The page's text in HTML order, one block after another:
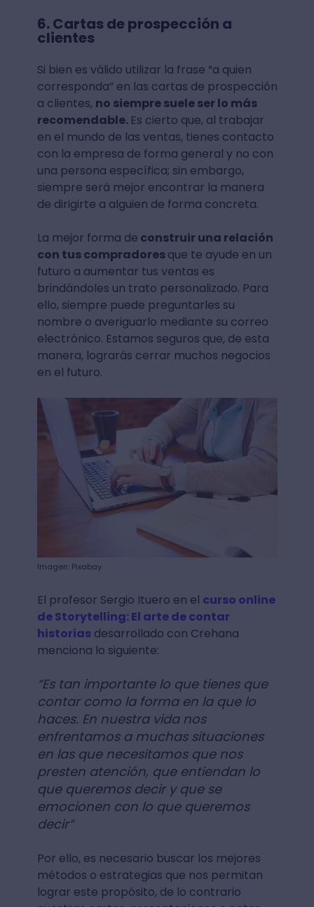
6. Cartas de prospección a
clientes
Si bien es válido utilizar la frase “a quien
corresponda” en las cartas de prospección
a clientes, no siempre suele ser lo más
recomendable. Es cierto que, al trabajar
en el mundo de las ventas, tienes contacto
con la empresa de forma general y no con
una persona específica; sin embargo,
siempre será mejor encontrar la manera
de dirigirte a alguien de forma concreta.
La mejor forma de construir una relación
con tus compradoresque te ayude en un
futuro a aumentar tus ventas es
brindándoles un trato personalizado. Para
ello, siempre puede preguntarles su
nombre o averiguarlo mediante su correo
electrónico. Estamos seguros que, de esta
manera, lograrás cerrar muchos negocios
en el futuro.
Imagen: Pixabay
El profesor Sergio Ituero en el curso online
de Storytelling: El arte de contar
historiasdesarrollado con Crehana
menciona lo siguiente:
“Es tan importante lo que tienes que
contar como la forma en la que lo
haces. En nuestra vida nos
enfrentamos a muchas situaciones
en las que necesitamos que nos
presten atención, que entiendan lo
que queremos decir y que se
emocionen con lo que queremos
decir”
Por ello, es necesario buscar los mejores
métodos o estrategias que nos permitan
lograr este propósito, de lo contrario